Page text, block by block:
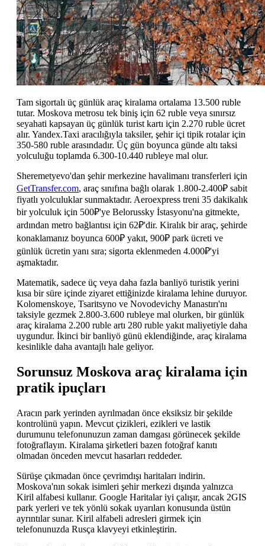
Tam sigortalı üç günlük araç kiralama ortalama 13.500 ruble
tutar. Moskova metrosu tek biniş için 62 ruble veya sınırsız
seyahati kapsayan üç günlük turist kartı için 2.270 ruble ücret
alır. Yandex.Taxi aracılığıyla taksiler, şehir içi tipik rotalar için
350-580 ruble arasındadır. Üç gün boyunca günde altı taksi
yolculuğu toplamda 6.300-10.440 rubleye mal olur.
Sheremetyevo'dan şehir merkezine havalimanı transferleri için
GetTransfer.com, araç sınıfına bağlı olarak 1.800-2.400₽ sabit
fiyatlı yolculuklar sunmaktadır. Aeroexpress treni 35 dakikalık
bir yolculuk için 500₽'ye Belorussky İstasyonu'na gitmekte,
ardından metro bağlantısı için 62₽'dir. Kiralık bir araç, şehirde
konaklamanız boyunca 600₽ yakıt, 900₽ park ücreti ve
günlük ücretin yanı sıra; sigorta eklenmeden 4.000₽'yi
aşmaktadır.
Matematik, sadece üç veya daha fazla banliyö turistik yerini
kısa bir süre içinde ziyaret ettiğinizde kiralama lehine duruyor.
Kolomenskoye, Tsaritsyno ve Novodevichy Manastırı'nı
taksiyle gezmek 2.800-3.600 rubleye mal olurken, bir günlük
araç kiralama 2.200 ruble artı 280 ruble yakıt maliyetiyle daha
uygundur. İkinci bir banliyö günü eklendiğinde, araç kiralama
kesinlikle daha avantajlı hale geliyor.
Sorunsuz Moskova araç kiralama için
pratik ipuçları
Aracın park yerinden ayrılmadan önce eksiksiz bir şekilde
kontrolünü yapın. Mevcut çizikleri, ezikleri ve lastik
durumunu telefonunuzun zaman damgası görünecek şekilde
fotoğraflayın. Kiralama şirketleri bazen fotoğraf kanıtı
olmadan önceden mevcut hasarları reddeder.
Sürüşe çıkmadan önce çevrimdışı haritaları indirin.
Moskova'nın sokak isimleri şehir merkezi dışında yalnızca
Kiril alfabesi kullanır. Google Haritalar iyi çalışır, ancak 2GIS
park yerleri ve tek yönlü sokak uyarıları konusunda üstün
ayrıntılar sunar. Kiril alfabeli adresleri girmek için
telefonunuzda Rusça klavyeyi etkinleştirin.